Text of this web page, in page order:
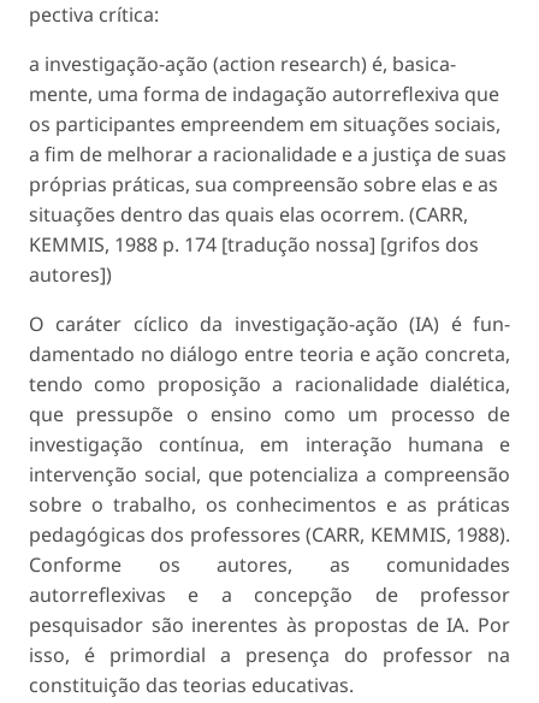
pectiva crítica:
a investigação-ação (action research) é, basica­
mente, uma forma de indagação autorreflexiva que
os participantes empreendem em situações sociais,
a fim de melhorar a racionalidade e a justiça de suas
próprias práticas, sua compreensão sobre elas e as
situações dentro das quais elas ocorrem. (CARR,
KEM­MIS, 1988 p. 174 [tradução nossa] [grifos dos
autores])
O caráter cíclico da investigação-ação (IA) é fun­
damentado no diálogo entre teoria e ação concreta,
tendo como proposição a racionalidade dialética,
que pressupõe o ensino como um processo de
inves­tigação contínua, em interação humana e
interven­ção social, que potencializa a compreensão
sobre o trabalho, os conhecimentos e as práticas
pedagógicas dos professores (CARR, KEMMIS, 1988).
Conforme os autores, as comunidades
autorreflexivas e a con­cepção de professor
pesquisador são inerentes às propostas de IA. Por
isso, é primordial a presença do professor na
constituição das teorias educativas.